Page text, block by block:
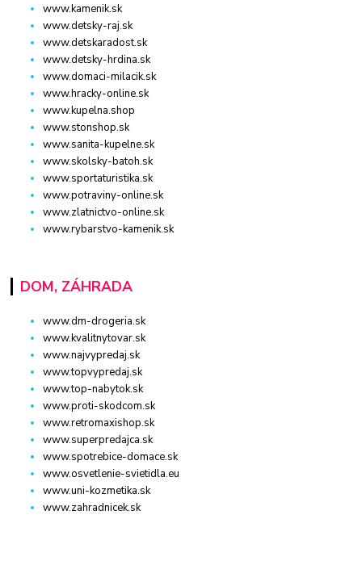
www.kamenik.sk
www.detsky-raj.sk
www.detskaradost.sk
www.detsky-hrdina.sk
www.domaci-milacik.sk
www.hracky-online.sk
www.kupelna.shop
www.stonshop.sk
www.sanita-kupelne.sk
www.skolsky-batoh.sk
www.sportaturistika.sk
www.potraviny-online.sk
www.zlatnictvo-online.sk
www.rybarstvo-kamenik.sk
DOM, ZÁHRADA
www.dm-drogeria.sk
www.kvalitnytovar.sk
www.najvypredaj.sk
www.topvypredaj.sk
www.top-nabytok.sk
www.proti-skodcom.sk
www.retromaxishop.sk
www.superpredajca.sk
www.spotrebice-domace.sk
www.osvetlenie-svietidla.eu
www.uni-kozmetika.sk
www.zahradnicek.sk